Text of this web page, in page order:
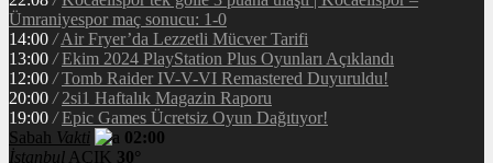
Ümraniyespor maç sonucu: 1-0
14:00 / Air Fryer’da Lezzetli Mücver Tarifi
13:00 / Ekim 2024 PlayStation Plus Oyunları Açıklandı
12:00 / Tomb Raider IV-V-VI Remastered Duyuruldu!
20:00 / 2si1 Haftalık Magazin Raporu
19:00 / Epic Games Ücretsiz Oyun Dağıtıyor!
Sabah Vakti
02:00
İstanbul AÇIK 30°